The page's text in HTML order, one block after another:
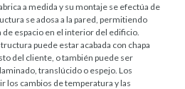
a medida y su montaje se efectúa de
se adosa a la pared, permitiendo
espacio en el interior del edificio.
puede estar acabada con chapa
del cliente, o también puede ser
translúcido o espejo. Los
los cambios de temperatura y las